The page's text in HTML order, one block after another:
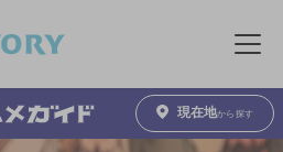
メニュ
現在地から探す